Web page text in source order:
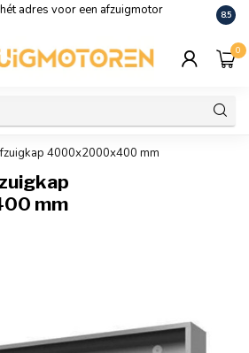
hét adres voor een afzuigmotor De
8.5
0
4000x2000x400 mm
mm